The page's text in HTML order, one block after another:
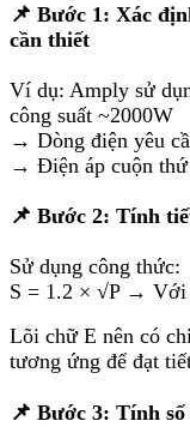
📌 Bước 1: Xác
cần thiết
Ví dụ: Amply sử
công suất ~2000W
→ Dòng điện yêu
→ Điện áp cuộn thứ
📌 Bước 2: Tính
Sử dụng công thức:
S = 1.2 × √P → Với
Lõi chữ E nên có
tương ứng để đạt
📌 Bước 3: Tính